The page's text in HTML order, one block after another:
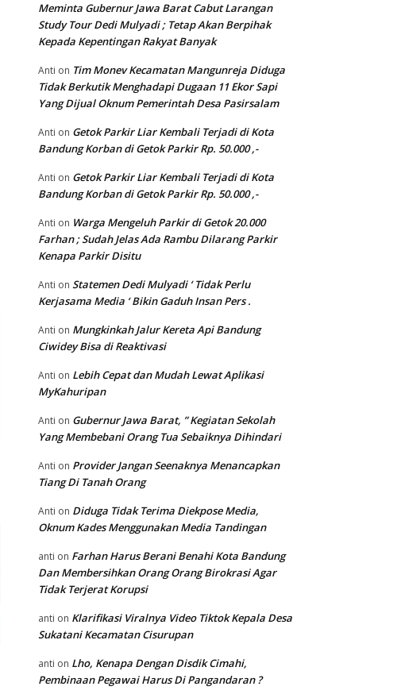
Meminta Gubernur Jawa Barat Cabut Larangan
Study Tour Dedi Mulyadi ; Tetap Akan Berpihak
Kepada Kepentingan Rakyat Banyak
Anti on Tim Monev Kecamatan Mangunreja Diduga
Tidak Berkutik Menghadapi Dugaan 11 Ekor Sapi
Yang Dijual Oknum Pemerintah Desa Pasirsalam
Anti on Getok Parkir Liar Kembali Terjadi di Kota
Bandung Korban di Getok Parkir Rp. 50.000 ,-
Anti on Getok Parkir Liar Kembali Terjadi di Kota
Bandung Korban di Getok Parkir Rp. 50.000 ,-
Anti on Warga Mengeluh Parkir di Getok 20.000
Farhan ; Sudah Jelas Ada Rambu Dilarang Parkir
Kenapa Parkir Disitu
Anti on Statemen Dedi Mulyadi ‘ Tidak Perlu
Kerjasama Media ‘ Bikin Gaduh Insan Pers .
Anti on Mungkinkah Jalur Kereta Api Bandung
Ciwidey Bisa di Reaktivasi
Anti on Lebih Cepat dan Mudah Lewat Aplikasi
MyKahuripan
Anti on Gubernur Jawa Barat, ” Kegiatan Sekolah
Yang Membebani Orang Tua Sebaiknya Dihindari
Anti on Provider Jangan Seenaknya Menancapkan
Tiang Di Tanah Orang
Anti on Diduga Tidak Terima Diekpose Media,
Oknum Kades Menggunakan Media Tandingan
anti on Farhan Harus Berani Benahi Kota Bandung
Dan Membersihkan Orang Orang Birokrasi Agar
Tidak Terjerat Korupsi
anti on Klarifikasi Viralnya Video Tiktok Kepala Desa
Sukatani Kecamatan Cisurupan
anti on Lho, Kenapa Dengan Disdik Cimahi,
Pembinaan Pegawai Harus Di Pangandaran ?